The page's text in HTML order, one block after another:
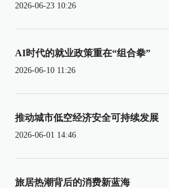
2026-06-23 10:26
AI时代的就业政策重在“组合拳”
2026-06-10 11:26
推动城市低空经济安全可持续发展
2026-06-01 14:46
旅居热潮背后的消费新蓝海